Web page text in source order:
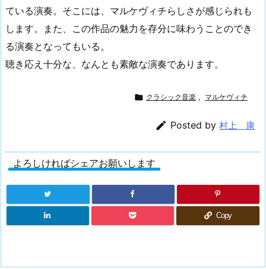
ている演奏。そこには、マルケヴィチらしさが感じられも
します。また、この作品の魅力を存分に味わうことのでき
る演奏となってもいる。
聴き応え十分な、なんとも素敵な演奏であります。
 クラシック音楽 , マルケヴィチ
 Posted by 村上 康
よろしければシェアお願いします
Copy